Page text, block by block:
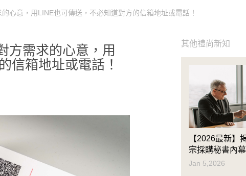
心意，用LINE也可傳送，不必知道對方的信箱地址或電話！
方需求的心意，用
信箱地址或電話！
其他禮尚新知
【2026最新】
宗採購秘書內幕
Jan 5,2026